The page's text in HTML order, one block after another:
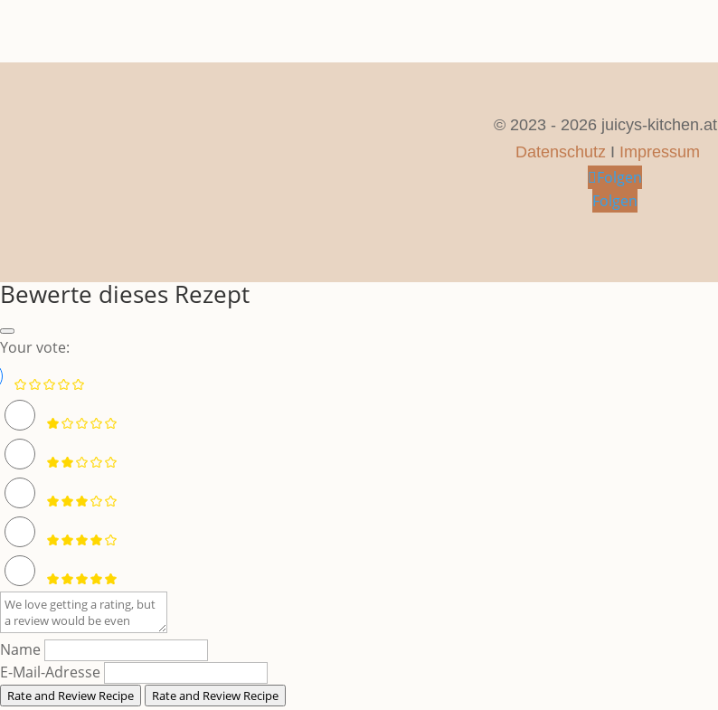
© 2023 - 2026 juicys-kitchen.at
Datenschutz I Impressum
Folgen
Folgen
Bewerte dieses Rezept
Your vote:
Name
E-Mail-Adresse
Rate and Review Recipe Rate and Review Recipe